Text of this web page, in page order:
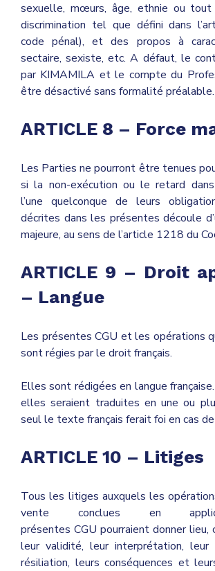
sexuelle, mœurs, âge, ethnie ou
discrimination tel que défini dans
code pénal), et des propos à
sectaire, sexiste, etc. A défaut, le
par KIMAMILA et le compte du
être désactivé sans formalité préalable.
ARTICLE 8 – Force
Les Parties ne pourront être tenues
si la non-exécution ou le retard dans
l’une quelconque de leurs
décrites dans les présentes découle
majeure, au sens de l’article 1218 du
ARTICLE 9 – Droit
– Langue
Les présentes CGU et les opérations
sont régies par le droit français.
Elles sont rédigées en langue
elles seraient traduites en une ou
seul le texte français ferait foi en cas
ARTICLE 10 – Litiges
Tous les litiges auxquels les
vente conclues en
présentes CGU pourraient donner lieu,
leur validité, leur interprétation, leur
résiliation, leurs conséquences et